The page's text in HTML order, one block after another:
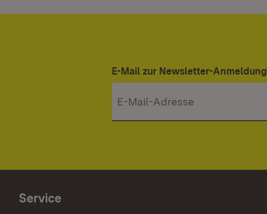
E-Mail zur Newsletter-Anmeldung
Service